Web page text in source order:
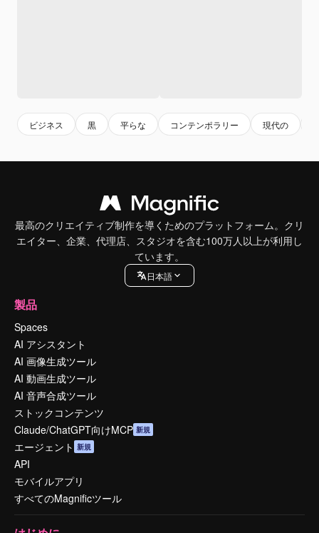
ビジネス 黒 平らな コンテンポラリー 現代の
最高のクリエイティブ制作を導くためのプラットフォーム。クリ
エイター、企業、代理店、スタジオを含む100万人以上が利用し
ています。
日本語
製品
Spaces
AI アシスタント
AI 画像生成ツール
AI 動画生成ツール
AI 音声合成ツール
ストックコンテンツ
Claude/ChatGPT向けMCP 新規
エージェント 新規
API
モバイルアプリ
すべてのMagnificツール